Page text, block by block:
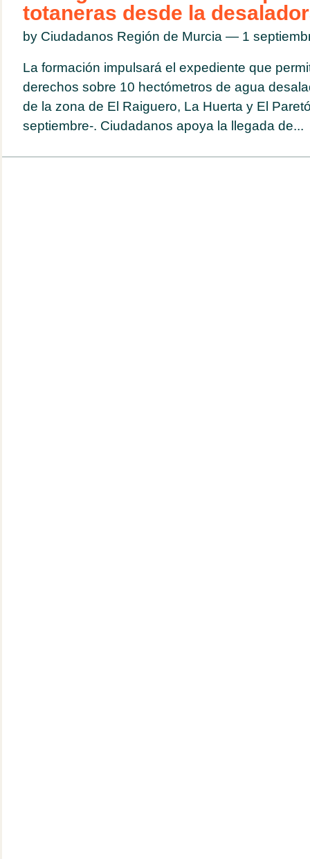
totaneras desde la
by Ciudadanos Región de Murcia — 1
La formación impulsará el expediente que
derechos sobre 10 hectómetros de agua
de la zona de El Raiguero, La Huerta y El
septiembre-. Ciudadanos apoya la llegada de...